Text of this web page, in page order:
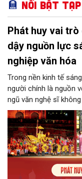
Nổi bật
Phát huy vai trò
dậy nguồn lực
nghiệp văn hóa
Trong nền kinh tế
người chính là nguồn
ngũ văn nghệ sĩ
mà còn giữ vai trò
phẩm công nghiệp
điều kiện để nguồn
để Hà Nội khai thác
lực cạnh tranh và
trong kỷ nguyên mới.